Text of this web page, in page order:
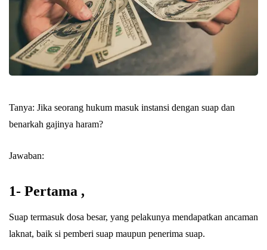
Abu Umar
Tanya: Jika seorang hukum masuk instansi dengan suap dan
benarkah gajinya haram?
Jawaban:
1- Pertama ,
Suap termasuk dosa besar, yang pelakunya mendapatkan ancaman
laknat, baik si pemberi suap maupun penerima suap.